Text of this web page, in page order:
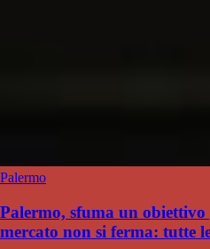
Palermo
Palermo, sfuma un
mercato non si ferma: tutte